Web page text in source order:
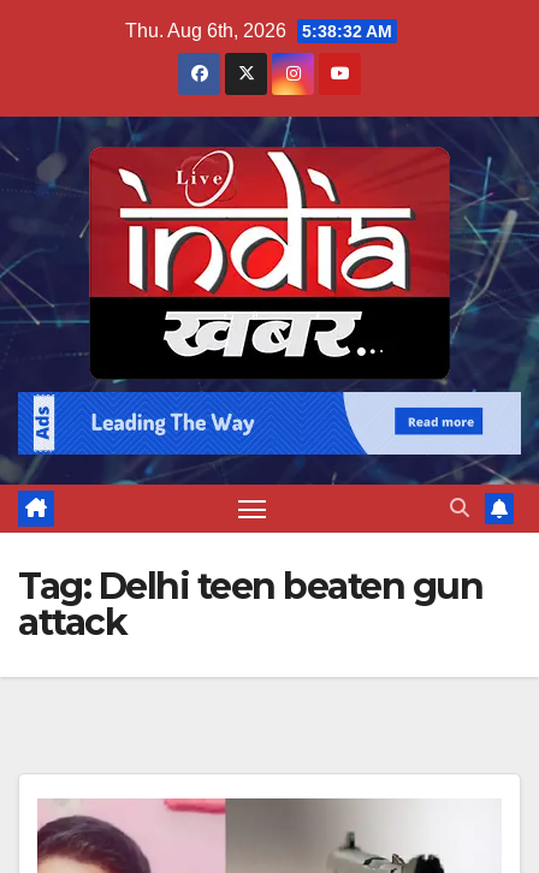
Thu. Aug 6th, 2026 5:38:33 AM
Tag: Delhi teen beaten gun
attack